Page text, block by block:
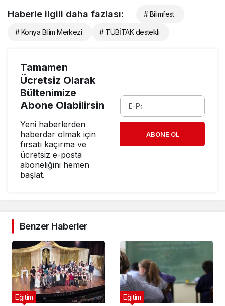
Haberle ilgili daha fazlası: # Bilimfest
# Konya Bilim Merkezi # TÜBİTAK destekli
Tamamen
Ücretsiz Olarak
Bültenimize
Abone Olabilirsin
Yeni haberlerden
haberdar olmak için
fırsatı kaçırma ve
ücretsiz e-posta
aboneliğini hemen
başlat.
ABONE OL
Benzer Haberler
Eğitim Eğitim